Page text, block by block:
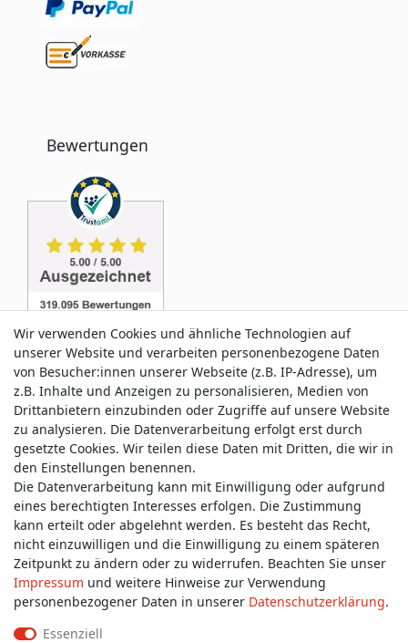
Bewertungen
Service & Kontakt
Wünschen Sie einen Rückruf?
service@allmyclothes.de
Schreiben Sie uns:
service@allmyclothes.de
Wir verwenden Cookies und ähnliche Technologien auf
unserer Website und verarbeiten personenbezogene Daten
von Besucher:innen unserer Webseite (z.B. IP-Adresse), um
z.B. Inhalte und Anzeigen zu personalisieren, Medien von
Drittanbietern einzubinden oder Zugriffe auf unsere Website
zu analysieren. Die Datenverarbeitung erfolgt erst durch
gesetzte Cookies. Wir teilen diese Daten mit Dritten, die wir in
den Einstellungen benennen.
Die Datenverarbeitung kann mit Einwilligung oder aufgrund
eines berechtigten Interesses erfolgen. Die Zustimmung
kann erteilt oder abgelehnt werden. Es besteht das Recht,
nicht einzuwilligen und die Einwilligung zu einem späteren
Zeitpunkt zu ändern oder zu widerrufen. Beachten Sie unser
Impressum und weitere Hinweise zur Verwendung
personenbezogener Daten in unserer Daten­schutz­erklärung.
Essenziell